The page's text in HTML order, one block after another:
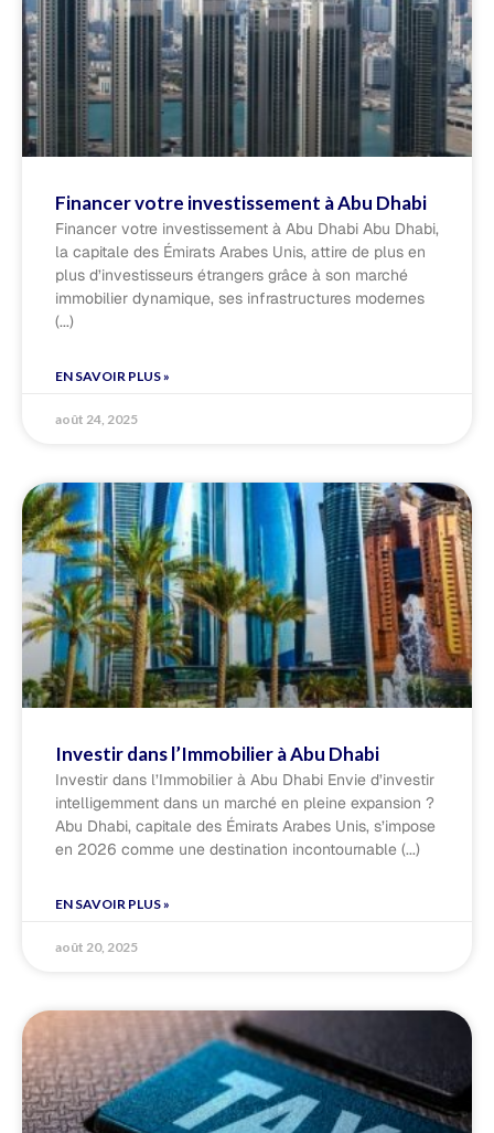
Financer votre investissement à Abu Dhabi
Financer votre investissement à Abu Dhabi Abu Dhabi,
la capitale des Émirats Arabes Unis, attire de plus en
plus d’investisseurs étrangers grâce à son marché
immobilier dynamique, ses infrastructures modernes
EN SAVOIR PLUS »
août 24, 2025
Investir dans l’Immobilier à Abu Dhabi​
Investir dans l’Immobilier à Abu Dhabi Envie d’investir
intelligemment dans un marché en pleine expansion ?
Abu Dhabi, capitale des Émirats Arabes Unis, s’impose
en 2026 comme une destination incontournable
EN SAVOIR PLUS »
août 20, 2025